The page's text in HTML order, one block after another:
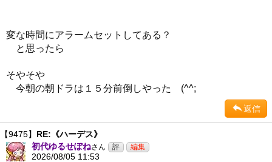
変な時間にアラームセットしてある？
と思ったら
そやそや
今朝の朝ドラは１５分前倒しやった (^^;
返信
【9475】 RE:《ハーデス》
初代ゆるせぽねさん
2026/08/05 11:53